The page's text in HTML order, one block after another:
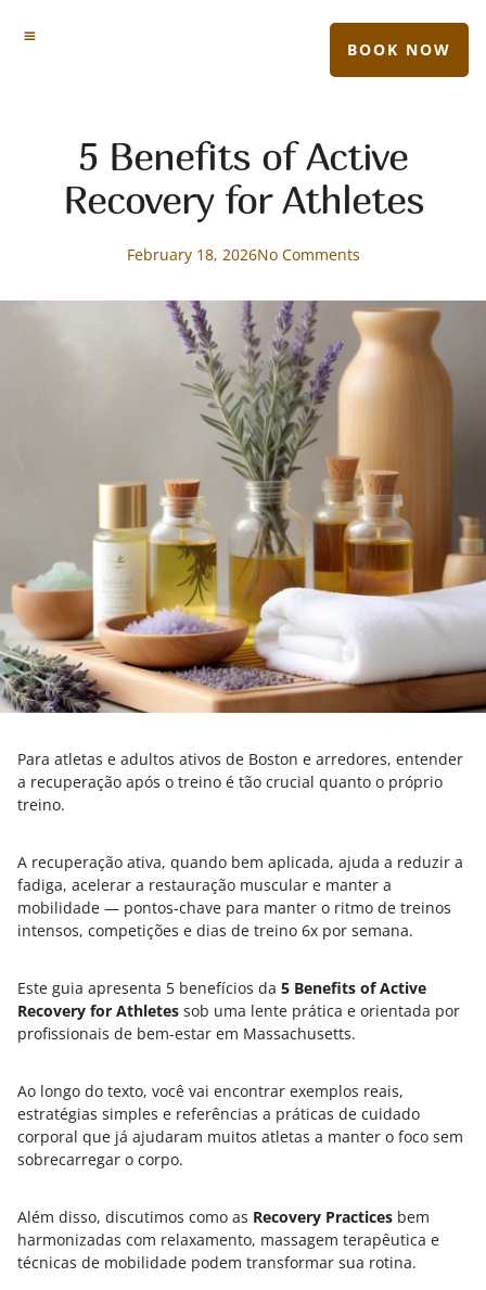
BOOK NOW
5 Benefits of Active
Recovery for Athletes
February 18, 2026No Comments
Para atletas e adultos ativos de Boston e arredores, entender
a recuperação após o treino é tão crucial quanto o próprio
treino.
A recuperação ativa, quando bem aplicada, ajuda a reduzir a
fadiga, acelerar a restauração muscular e manter a
mobilidade — pontos-chave para manter o ritmo de treinos
intensos, competições e dias de treino 6x por semana.
Este guia apresenta 5 benefícios da 5 Benefits of Active
Recovery for Athletes sob uma lente prática e orientada por
profissionais de bem-estar em Massachusetts.
Ao longo do texto, você vai encontrar exemplos reais,
estratégias simples e referências a práticas de cuidado
corporal que já ajudaram muitos atletas a manter o foco sem
sobrecarregar o corpo.
Além disso, discutimos como as Recovery Practices bem
harmonizadas com relaxamento, massagem terapêutica e
técnicas de mobilidade podem transformar sua rotina.